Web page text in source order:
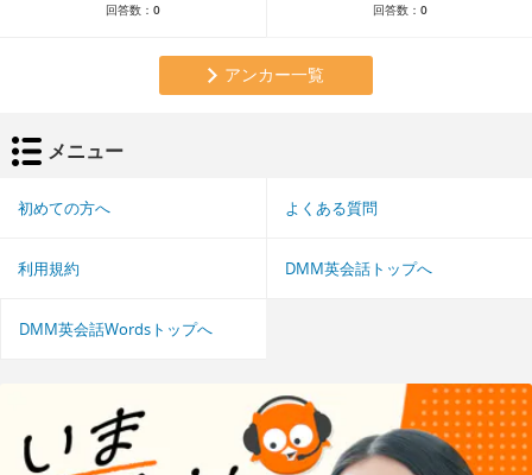
回答数： 0 回答数： 0
アンカー一覧
メニュー
初めての方へ よくある質問
利用規約 DMM英会話トップへ
DMM英会話Wordsトップへ